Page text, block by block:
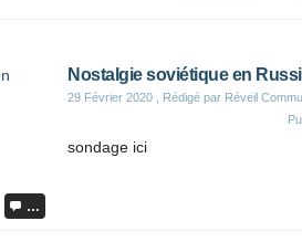
…
Nostalgie soviétique en
29 Février 2020 , Rédigé par Réveil
sondage ici